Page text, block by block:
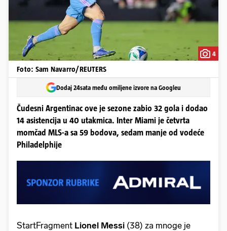
4
Foto: Sam Navarro/REUTERS
Dodaj 24sata među omiljene izvore na Googleu
Čudesni Argentinac ove je sezone zabio 32 gola i dodao
14 asistencija u 40 utakmica. Inter Miami je četvrta
momčad MLS-a sa 59 bodova, sedam manje od vodeće
Philadelphije
StartFragment Lionel Messi (38) za mnoge je